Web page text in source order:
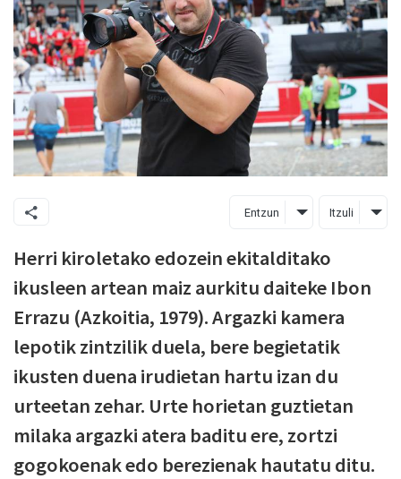
Entzun Itzuli
Herri kiroletako edozein ekitalditako
ikusleen artean maiz aurkitu daiteke Ibon
Errazu (Azkoitia, 1979). Argazki kamera
lepotik zintzilik duela, bere begietatik
ikusten duena irudietan hartu izan du
urteetan zehar. Urte horietan guztietan
milaka argazki atera baditu ere, zortzi
gogokoenak edo berezienak hautatu ditu.